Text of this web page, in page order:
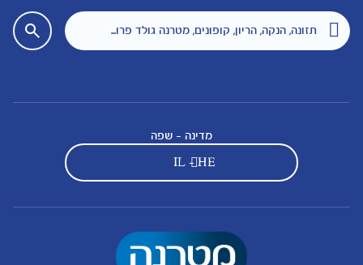
מדינה - שפה
IL - HE